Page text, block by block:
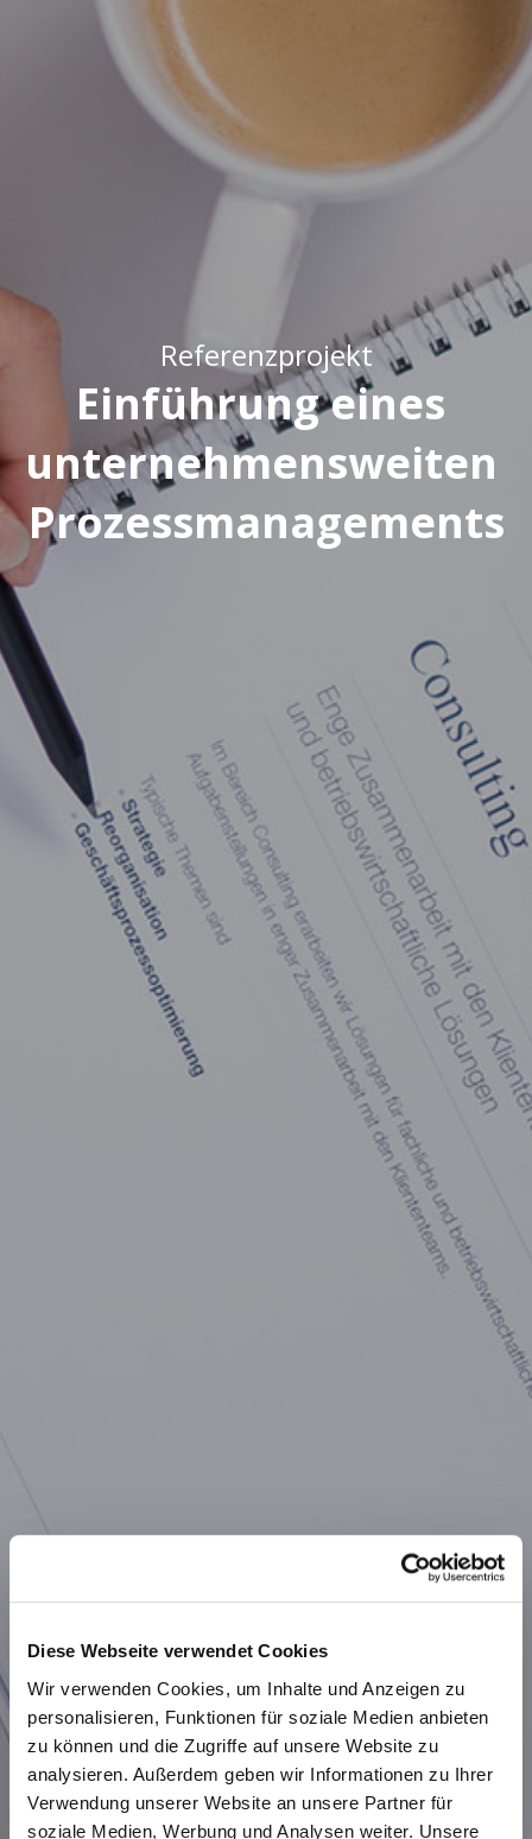
Diese Webseite verwendet Cookies
Wir verwenden Cookies, um Inhalte und Anzeigen zu
personalisieren, Funktionen für soziale Medien anbieten
zu können und die Zugriffe auf unsere Website zu
analysieren. Außerdem geben wir Informationen zu Ihrer
Verwendung unserer Website an unsere Partner für
soziale Medien, Werbung und Analysen weiter. Unsere
Referenzprojekt
Einführung eines
unternehmensweiten
Prozessmanagements